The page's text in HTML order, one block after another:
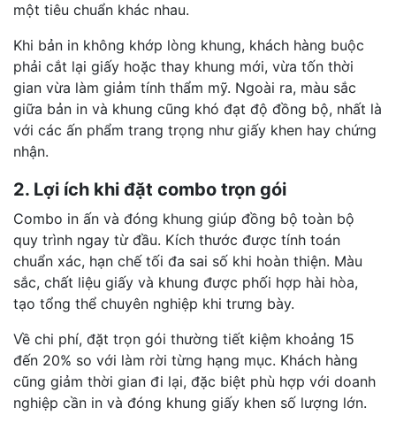
một tiêu chuẩn khác nhau.
Khi bản in không khớp lòng khung, khách hàng buộc
phải cắt lại giấy hoặc thay khung mới, vừa tốn thời
gian vừa làm giảm tính thẩm mỹ. Ngoài ra, màu sắc
giữa bản in và khung cũng khó đạt độ đồng bộ, nhất là
với các ấn phẩm trang trọng như giấy khen hay chứng
nhận.
2. Lợi ích khi đặt combo trọn gói
Combo in ấn và đóng khung giúp đồng bộ toàn bộ
quy trình ngay từ đầu. Kích thước được tính toán
chuẩn xác, hạn chế tối đa sai số khi hoàn thiện. Màu
sắc, chất liệu giấy và khung được phối hợp hài hòa,
tạo tổng thể chuyên nghiệp khi trưng bày.
Về chi phí, đặt trọn gói thường tiết kiệm khoảng 15
đến 20% so với làm rời từng hạng mục. Khách hàng
cũng giảm thời gian đi lại, đặc biệt phù hợp với doanh
nghiệp cần in và đóng khung giấy khen số lượng lớn.